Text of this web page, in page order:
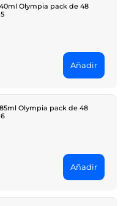
Olympia pack de 48
Añadir
Olympia pack de 48
Añadir